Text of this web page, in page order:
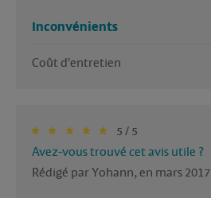
Inconvénients
Coût d'entretien
5 / 5
Avez-vous trouvé cet avis utile ?
Rédigé par Yohann, en mars 2017